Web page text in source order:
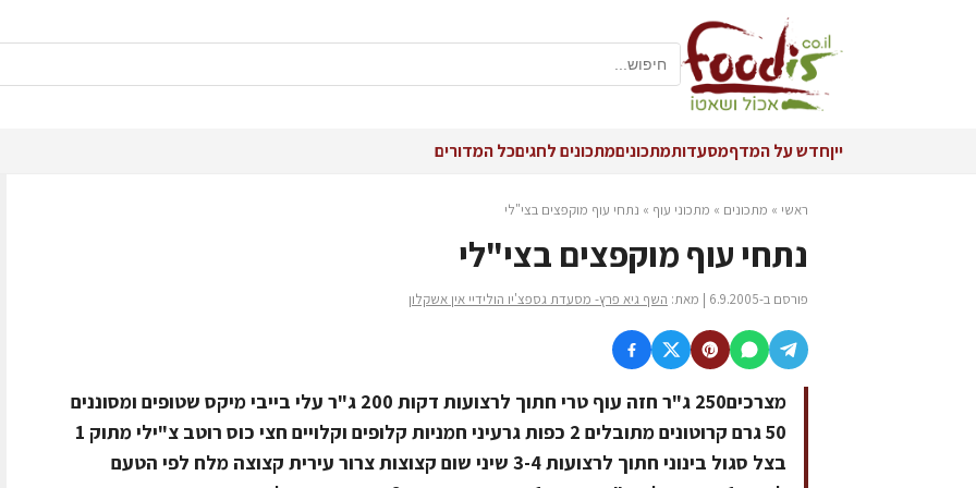
ייןחדש על המדףמסעדותמתכוניםמתכונים לחגיםכל המדורים
ראשי » מתכונים » מתכוני עוף » נתחי עוף מוקפצים בצי"לי
נתחי עוף מוקפצים בצי"לי
פורסם ב-6.9.2005 | מאת: השף גיא פרץ- מסעדת גספצ'יו הולידיי אין אשקלון
מצרכים250 ג"ר חזה עוף טרי חתוך לרצועות דקות 200 ג"ר עלי בייבי מיקס שטופים ומסוננים
50 גרם קרוטונים מתובלים 2 כפות גרעיני חמניות קלופים וקלויים חצי כוס רוטב צ"ילי מתוק 1
בצל סגול בינוני חתוך לרצועות 3-4 שיני שום קצוצות צרור עירית קצוצה מלח לפי הטעם